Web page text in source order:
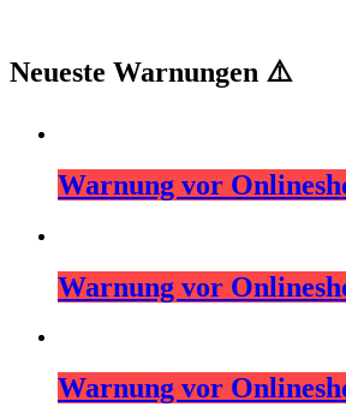
Neueste Warnungen ⚠️
Warnung vor
Warnung vor
Warnung vor